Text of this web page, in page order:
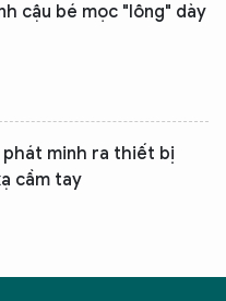
cậu bé mọc "lông" dày
phát minh ra thiết bị
cầm tay